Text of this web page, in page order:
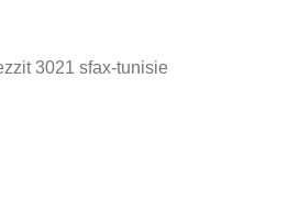
3021 sfax-tunisie